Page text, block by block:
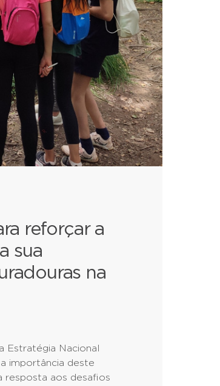
reforçar a
sua
na
Estratégia Nacional
importância deste
resposta aos desafios